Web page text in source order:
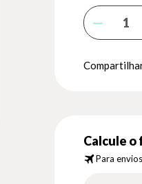
Calcule o
Para